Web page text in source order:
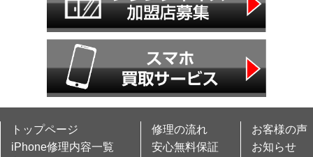
トップページ
iPhone修理内容一覧
修理の流れ
安心無料保証
お客様の声
お知らせ